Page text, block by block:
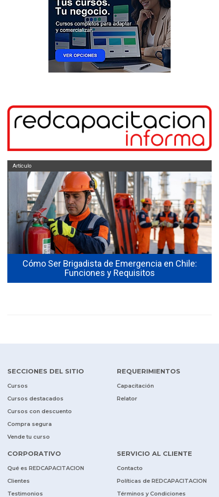
Cómo Ser Brigadista de Emergencia en Chile:
Funciones y Requisitos
Artículo
SECCIONES DEL SITIO
Cursos
Cursos destacados
Cursos con descuento
Compra segura
Vende tu curso
REQUERIMIENTOS
Capacitación
Relator
CORPORATIVO
Qué es REDCAPACITACION
Clientes
Testimonios
SERVICIO AL CLIENTE
Contacto
Políticas de REDCAPACITACION
Términos y Condiciones